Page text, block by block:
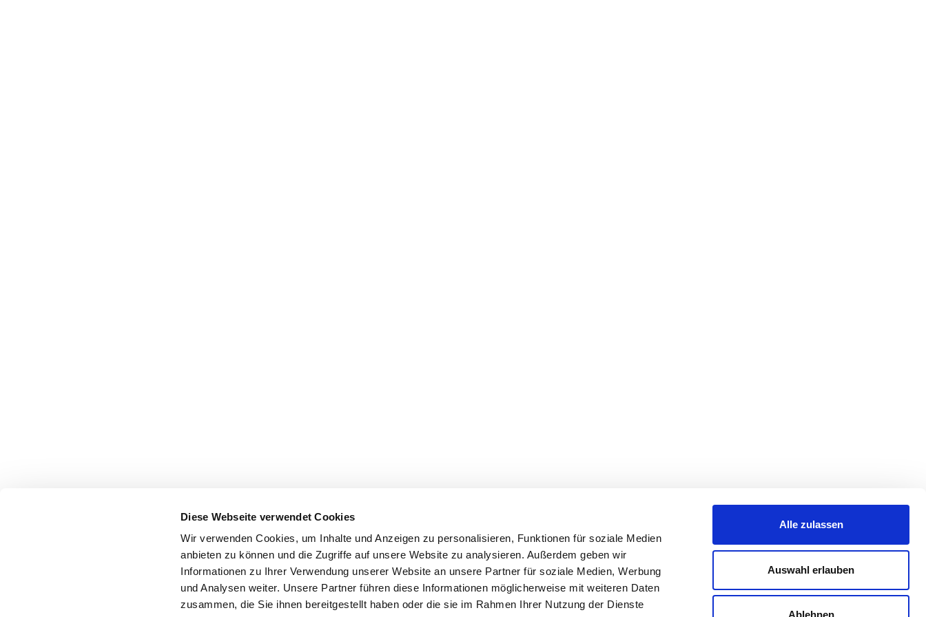
Diese Webseite verwendet Cookies
Wir verwenden Cookies, um Inhalte und Anzeigen zu personalisieren, Funktionen für soziale Medien
anbieten zu können und die Zugriffe auf unsere Website zu analysieren. Außerdem geben wir
Informationen zu Ihrer Verwendung unserer Website an unsere Partner für soziale Medien, Werbung
und Analysen weiter. Unsere Partner führen diese Informationen möglicherweise mit weiteren Daten
zusammen, die Sie ihnen bereitgestellt haben oder die sie im Rahmen Ihrer Nutzung der Dienste
Alle zulassen
Auswahl erlauben
Ablehnen